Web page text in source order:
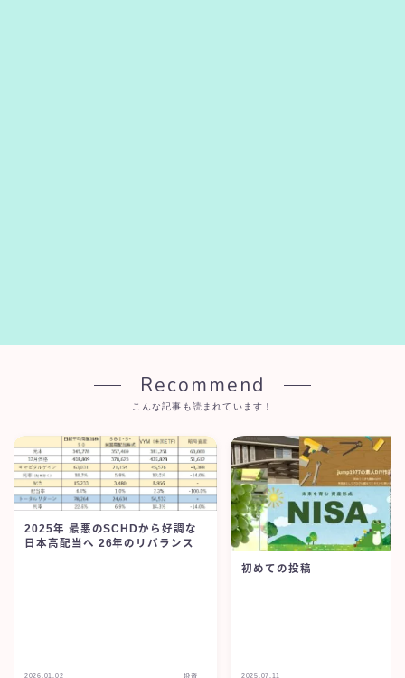
Recommend
こんな記事も読まれています！
2025年 最悪のSCHDから好調な
日本高配当へ 26年のリバランス
2026.01.02
初めての投稿
2025.07.11